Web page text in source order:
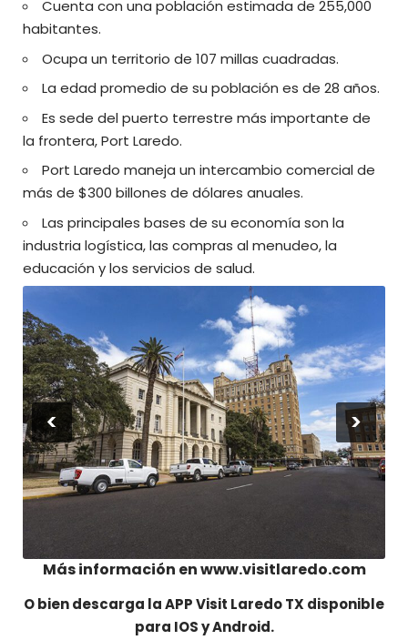
Cuenta con una población estimada de 255,000
habitantes.
Ocupa un territorio de 107 millas cuadradas.
La edad promedio de su población es de 28 años.
Es sede del puerto terrestre más importante de
la frontera, Port Laredo.
Port Laredo maneja un intercambio comercial de
más de $300 billones de dólares anuales.
Las principales bases de su economía son la
industria logística, las compras al menudeo, la
educación y los servicios de salud.
< >
Más información enwww.visitlaredo.com
O bien descarga la APP Visit Laredo TX disponible
para IOS y Android.